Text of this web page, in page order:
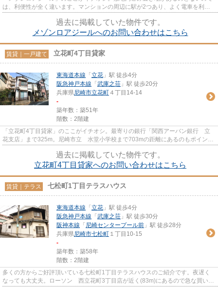
は、利便性が全く違います。マンションの周辺に駅が2つあり、よく電車を利用
過去に掲載していた物件です。
メゾンロアジールへのお問い合わせはこちら
賃貸｜一戸建て 立花町4丁目貸家
東海道本線 「 立花 」駅 徒歩4分
阪急神戸本線 「 武庫之荘 」駅 徒歩20分
兵庫県尼崎市立花町 ４丁目14-14
-
築年数：築51年
階数：2階建
「立花町4丁目貸家」のここがイチオシ。最寄りの銀行「関西アーバン銀行 立
花支店」まで325m。尼崎市立 水堂小学校まで703mの距離にあるのもポイント
過去に掲載していた物件です。
立花町4丁目貸家へのお問い合わせはこちら
賃貸｜テラス 七松町1丁目テラスハウス
東海道本線 「 立花 」駅 徒歩4分
阪急神戸本線 「 武庫之荘 」駅 徒歩30分
阪神本線 「 尼崎センタープール前 」駅 徒歩28分
兵庫県尼崎市七松町 １丁目10-15
-
築年数：築58年
階数：2階建
多くの方からご好評頂いている七松町1丁目テラスハウスのご紹介です。夜遅く
なっても大丈夫。ローソン 西立花町3丁目店が近く(83m)にあるので急な買い物